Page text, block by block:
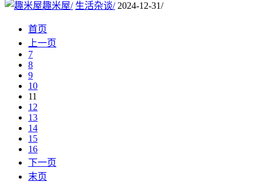
趣米屋/ 生活杂谈/ 2024-12-31/
首页
上一页
7
8
9
10
11
12
13
14
15
16
下一页
末页